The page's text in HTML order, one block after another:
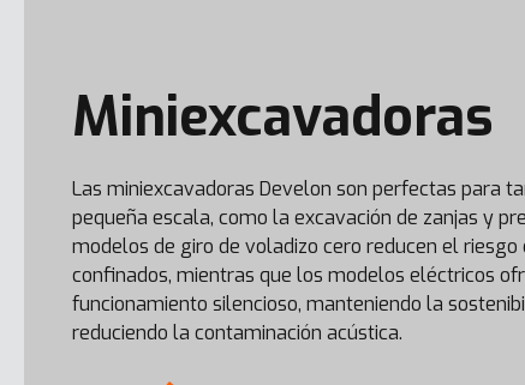
Miniexcavadoras
Las miniexcavadoras Develon son perfectas para
pequeña escala, como la excavación de zanjas y
modelos de giro de voladizo cero reducen el riesgo
confinados, mientras que los modelos eléctricos
funcionamiento silencioso, manteniendo la
reduciendo la contaminación acústica.